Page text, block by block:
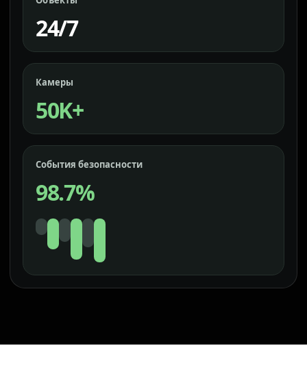
24/7
Камеры
50K+
События безопасности
98.7%